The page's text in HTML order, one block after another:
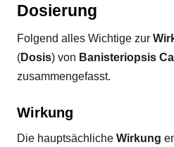
Dosierung
Folgend alles Wichtige zur
(Dosis) von Banisteriopsis
zusammengefasst.
Wirkung
Die hauptsächliche Wirkung